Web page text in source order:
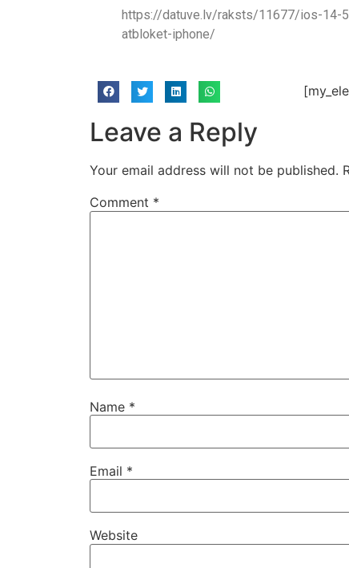
https://datuve.lv/raksts/11677/ios-14-
atbloket-iphone/
Leave a Reply
Your email address will not be published.
Comment *
Name *
Email *
Website